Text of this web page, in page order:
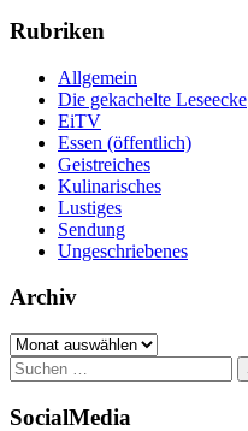
Rubriken
Allgemein
Die gekachelte Leseecke
EiTV
Essen (öffentlich)
Geistreiches
Kulinarisches
Lustiges
Sendung
Ungeschriebenes
Archiv
Archiv
Suchen
nach:
SocialMedia